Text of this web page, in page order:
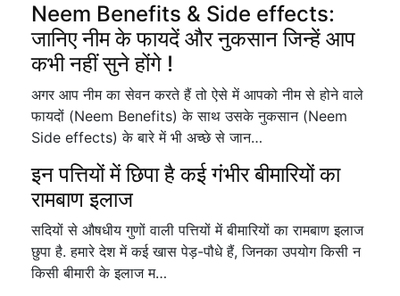
Neem Benefits & Side effects:
जानिए नीम के फायदें और नुकसान जिन्हें आप
कभी नहीं सुने होंगे !
अगर आप नीम का सेवन करते हैं तो ऐसे में आपको नीम से होने वाले
फायदों (Neem Benefits) के साथ उसके नुकसान (Neem
Side effects) के बारे में भी अच्छे से जान…
इन पत्तियों में छिपा है कई गंभीर बीमारियों का
रामबाण इलाज
सदियों से औषधीय गुणों वाली पत्तियों में बीमारियों का रामबाण इलाज
छुपा है. हमारे देश में कई खास पेड़-पौधे हैं, जिनका उपयोग किसी न
किसी बीमारी के इलाज म…